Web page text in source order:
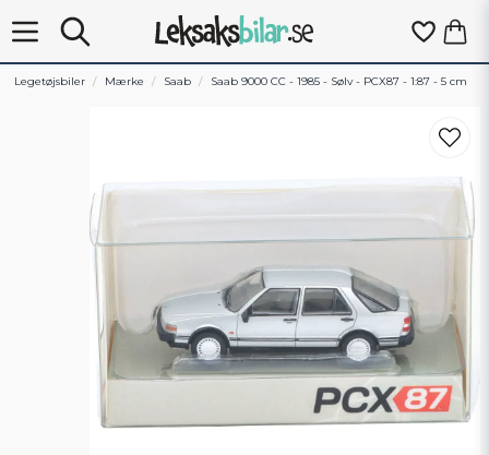
Legetøjsbiler Mærke Saab Saab 9000 CC - 1985 - Sølv - PCX87 - 1:87 - 5 cm